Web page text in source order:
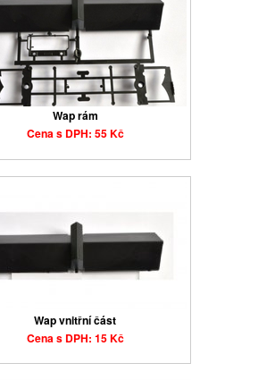
Wap rám
Cena s DPH: 55 Kč
Wap vnitřní část
Cena s DPH: 15 Kč